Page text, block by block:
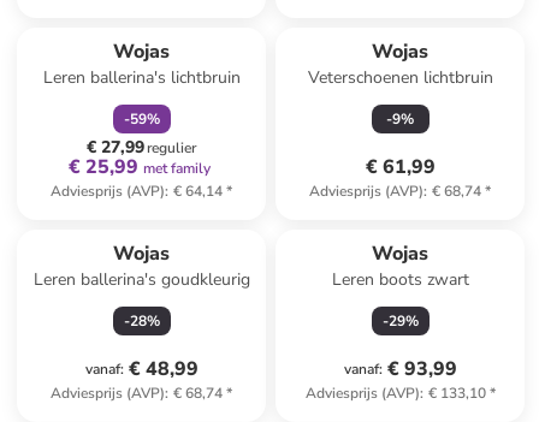
Wojas
Leren ballerina's lichtbruin
-59%
€ 27,99regulier
€ 25,99 met family
Adviesprijs (AVP): € 64,14*
Wojas
Veterschoenen lichtbruin
-9%
€ 61,99
Adviesprijs (AVP): € 68,74*
Wojas
Leren ballerina's goudkleurig
-28%
vanaf: € 48,99
Adviesprijs (AVP): € 68,74*
Wojas
Leren boots zwart
-29%
vanaf: € 93,99
Adviesprijs (AVP): € 133,10*